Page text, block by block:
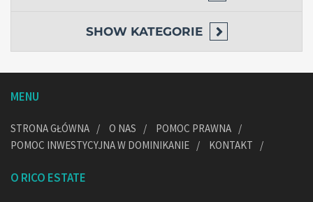
SHOW KATEGORIE
MENU
STRONA GŁÓWNA O NAS
POMOC PRAWNA
POMOC INWESTYCYJNA W DOMINIKANIE
KONTAKT
O RICO ESTATE